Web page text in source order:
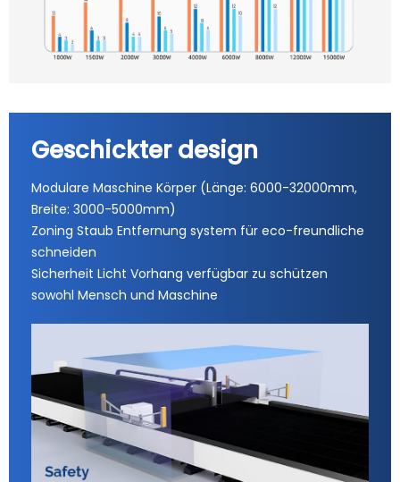
Geschickter design
Modulare Maschine Körper (Länge: 6000-32000mm,
Breite: 3000-5000mm)
Zoning Staub Entfernung system für eco-freundliche
schneiden
Sicherheit Licht Vorhang verfügbar zu schützen
sowohl Mensch und Maschine